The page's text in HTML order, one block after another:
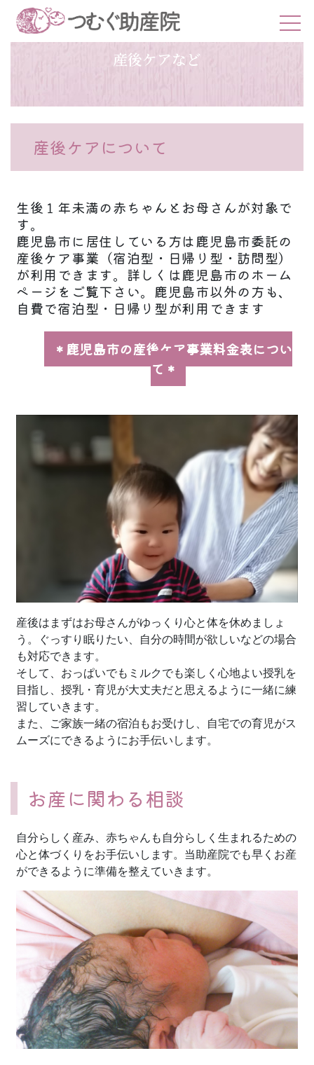
産後ケアなど
産後ケアについて
生後１年未満の赤ちゃんとお母さんが対象で
す。
鹿児島市に居住している方は鹿児島市委託の
産後ケア事業（宿泊型・日帰り型・訪問型）
が利用できます。詳しくは鹿児島市のホーム
ページをご覧下さい。鹿児島市以外の方も、
自費で宿泊型・日帰り型が利用できます
＊鹿児島市の産後ケア事業料金表につい
て＊
産後はまずはお母さんがゆっくり心と体を休めましょ
う。ぐっすり眠りたい、自分の時間が欲しいなどの場合
も対応できます。
そして、おっぱいでもミルクでも楽しく心地よい授乳を
目指し、授乳・育児が大丈夫だと思えるように一緒に練
習していきます。
また、ご家族一緒の宿泊もお受けし、自宅での育児がス
ムーズにできるようにお手伝いします。
お産に関わる相談
自分らしく産み、赤ちゃんも自分らしく生まれるための
心と体づくりをお手伝いします。当助産院でも早くお産
ができるように準備を整えていきます。